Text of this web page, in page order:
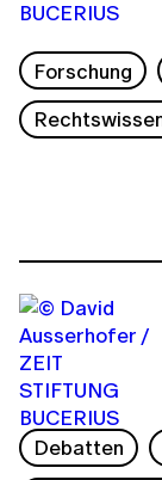
Forschung
Debatten